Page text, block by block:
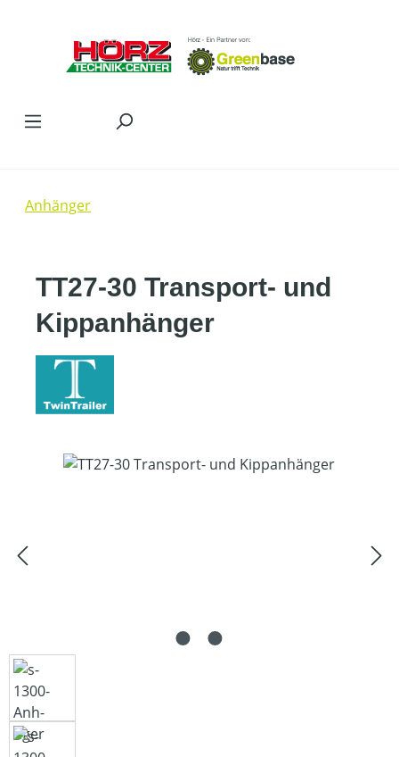
Anhänger
TT27-30 Transport- und
Kippanhänger
Bildergalerie überspringen